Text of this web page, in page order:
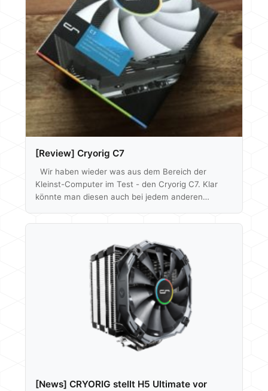
[Review] Cryorig C7
Wir haben wieder was aus dem Bereich der
Kleinst-Computer im Test - den Cryorig C7. Klar
könnte man diesen auch bei jedem anderen
eher auf die Prozessor-Kühlung in kleinen ITX
der Kühlkörper flacher als die RAM Module unseres
Benchtables und die Verpackung ist gerade mal so
groß wie die einer CPU, aber stimmt denn auch die
Leistung? Wir haben…
[News] CRYORIG stellt H5 Ultimate vor